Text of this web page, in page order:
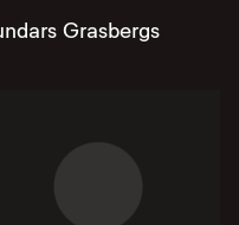
Grasbergs